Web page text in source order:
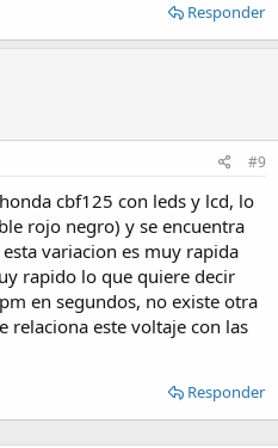
Responder
#9
cbf125 con leds y lcd, lo
rojo negro) y se encuentra
variacion es muy rapida
rapido lo que quiere decir
en segundos, no existe otra
relaciona este voltaje con las
Responder